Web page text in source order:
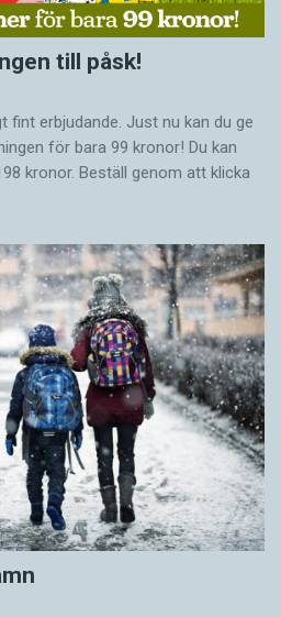
till påsk!
fint erbjudande. Just nu kan du ge
för bara 99 kronor! Du kan
kronor. Beställ genom att klicka